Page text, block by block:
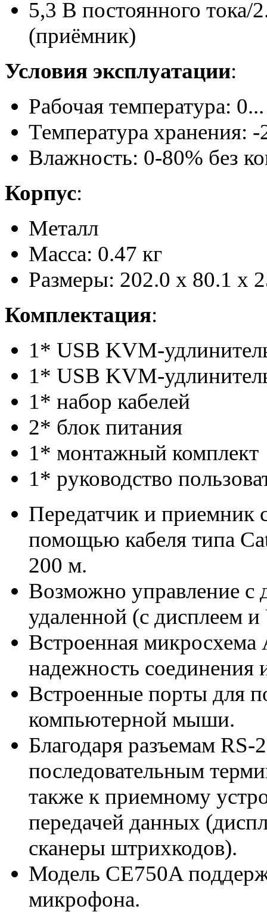
5,3 В постоянного тока/
(приёмник)
Условия эксплуатации:
Рабочая температура:
Температура хранения: -
Влажность: 0-80% без
Корпус:
Металл
Масса: 0.47 кг
Размеры: 202.0 x 80.1 x
Комплектация:
1* USB KVM-
1* USB KVM-
1* набор кабелей
2* блок питания
1* монтажный комплект
1* руководство
Передатчик и приемник
помощью кабеля типа
200 м.
Возможно управление с
удаленной (с дисплеем
Встроенная
надежность соединения
Встроенные порты для
компьютерной мыши.
Благодаря разъемам
последовательным
также к приемному
передачей данных
сканеры штрихкодов).
Модель CE750A
микрофона.